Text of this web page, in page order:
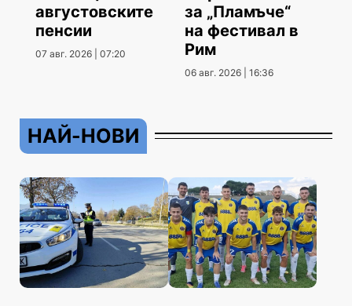
августовските
пенсии
07 авг. 2026 | 07:20
за „Пламъче“
на фестивал в
Рим
06 авг. 2026 | 16:36
НАЙ-НОВИ